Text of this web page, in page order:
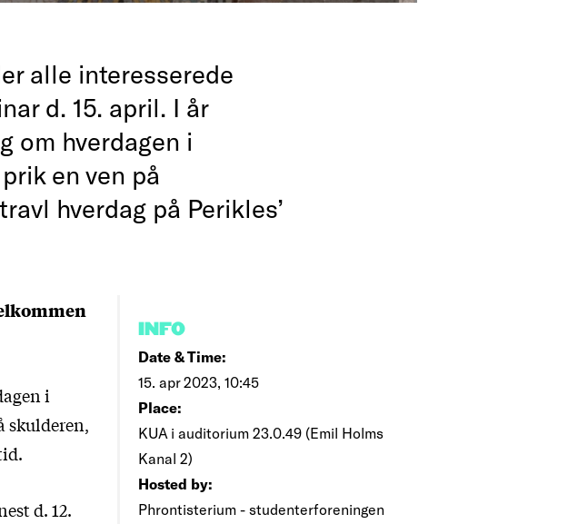
alle interesserede
d. 15. april. I år
om hverdagen i
en ven på
hverdag på Perikles’
INFO
Date & Time:
15. apr 2023, 10:45
Place:
KUA i auditorium 23.0.49 (Emil Holms
Kanal 2)
Hosted by:
Phrontisterium - studenterforeningen
i
skulderen,
d. 12.